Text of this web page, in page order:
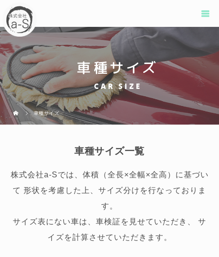
車種サイズ
CAR SIZE
車種サイズ
車種サイズ一覧
株式会社a-Sでは、体積（全長×全幅×全高）に基づい
て 形状を考慮した上、サイズ分けを行なっておりま
す。
サイズ表にない車は、車検証を見せていただき、 サ
イズを計算させていただきます。